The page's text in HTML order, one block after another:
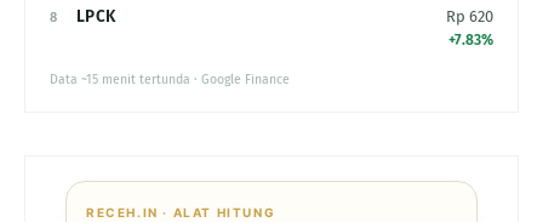
8 LPCK Rp 620
+7.83%
Data ~15 menit tertunda · Google Finance
RECEH.IN · ALAT HITUNG